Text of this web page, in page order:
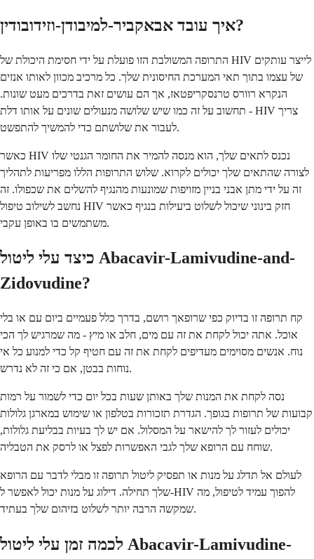
איך עובד אבאקביר-למיבודן-וזידובודין?
התרופה המשולבת הזו פועלת על ידי חסימת היכולת של HIV לייצר עותקים
של עצמו בתוך תאי המערכת החיסונית שלך. כל מרכיב מכוון לאותו אנזים
הנקרא רוורס טרנסקריפטאז, אך הם עושים זאת בדרכים מעט שונות.
תחשוב על זה כמו שיש שלושה מנעולים שונים על אותו דלת - HIV צריך
לעבור את שלושתם כדי להמשיך להתפשט.
כאשר HIV נכנס לתאים שלך, הוא מנסה להמיר את החומר הגנטי שלו
לצורה שהתאים שלך יכולים לקרוא. שלוש התרופות הללו מפריעות לתהליך
זה על ידי מתן אבני בניין מזויפות שמונעות מהנגיף להשלים את שכפולו. זה
נחשב לשילוב טיפול HIV חזק בינוני שיכול לשלוט ביעילות בנגיף כאשר
משתמשים בו באופן עקבי.
כיצד עלי ליטול Abacavir-Lamivudine-and-
Zidovudine?
קח תרופה זו בדיוק כפי שרופאך רושם, בדרך כלל פעמיים ביום עם או בלי
אוכל. אתה יכול לקחת את זה עם מים, חלב או מיץ - מה שמרגיש לך הכי
נוח. אנשים מסוימים מעדיפים לקחת את זה עם חטיף קל כדי למנוע כל אי
נוחות בבטן, אם כי זה לא נדרש.
נסה לקחת את המנות שלך באותן שעות בכל יום כדי לשמור על רמות
קבועות של תרופות בגופך. הגדרת תזכורות בטלפון או שימוש במארגן גלולות
יכולים לעזור לך להישאר על המסלול. אם יש לך בעיות בבליעת גלולות,
שוחח עם הרופא שלך לגבי האפשרות לפצל או לרסק את הטבליה.
לעולם אל תדלג על מנות או תפסיק ליטול תרופה זו מבלי לדבר עם הרופא
שלך תחילה. דילוג על מנות יכול לאפשר ל-HIV להפוך עמיד לטיפול, מה
שמקשה הרבה יותר לשלוט בזיהום שלך בעתיד.
לכמה זמן עלי ליטול Abacavir-Lamivudine-